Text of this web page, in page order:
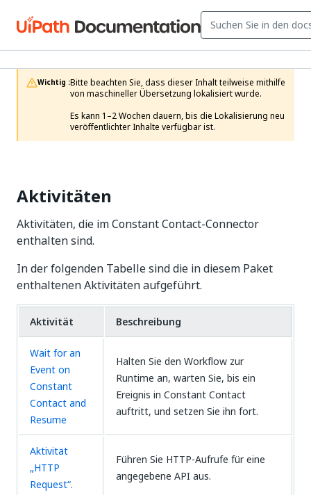
Wichtig :Bitte beachten Sie, dass dieser Inhalt teilweise mithilfe
von maschineller Übersetzung lokalisiert wurde.
Es kann 1–2 Wochen dauern, bis die Lokalisierung neu
veröffentlichter Inhalte verfügbar ist.
Aktivitäten
Aktivitäten, die im Constant Contact-Connector
enthalten sind.
In der folgenden Tabelle sind die in diesem Paket
enthaltenen Aktivitäten aufgeführt.
Aktivität Beschreibung
Wait for an
Event on
Constant
Contact and
Resume
Halten Sie den Workflow zur
Runtime an, warten Sie, bis ein
Ereignis in Constant Contact
auftritt, und setzen Sie ihn fort.
Aktivität
„HTTP
Request“.
Führen Sie HTTP-Aufrufe für eine
angegebene API aus.